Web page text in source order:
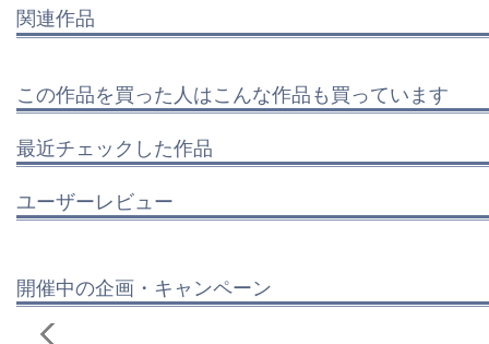
関連作品
この作品を買った人はこんな作品も買っています
最近チェックした作品
ユーザーレビュー
開催中の企画・キャンペーン